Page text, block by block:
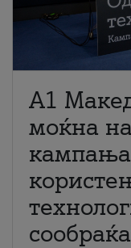
A1
моќна
кампања